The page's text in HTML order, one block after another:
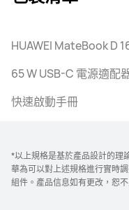
HUAWEI MateBook D
65 W USB-C 電源適配
快速啟動手冊
*以上規格是基於產品設計的理
華為可以對上述規格進行實時
組件。產品信息如有更改，恕不